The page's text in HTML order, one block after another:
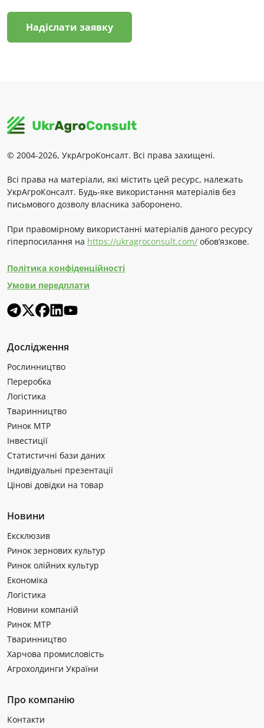
Надіслати заявку
© 2004-2026, УкрАгроКонсалт. Всі права захищені.
Всі права на матеріали, які містить цей ресурс, належать
УкрАгроКонсалт. Будь-яке використання матеріалів без
письмового дозволу власника заборонено.
При правомірному використанні матеріалів даного ресурсу
гіперпосилання на https://ukragroconsult.com/ обов’язкове.
Політика конфіденційності
Умови передплати
Дослідження
Рослинництво
Переробка
Логістика
Тваринництво
Ринок МТР
Інвестиції
Статистичні бази даних
Індивідуальні презентації
Цінові довідки на товар
Новини
Ексклюзив
Ринок зернових культур
Ринок олійних культур
Економіка
Логістика
Новини компаній
Ринок МТР
Тваринництво
Харчова промисловість
Агрохолдинги України
Про компанію
Контакти